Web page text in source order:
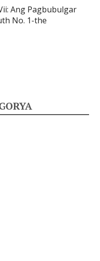
Ang Pagbubulgar
No. 1-the